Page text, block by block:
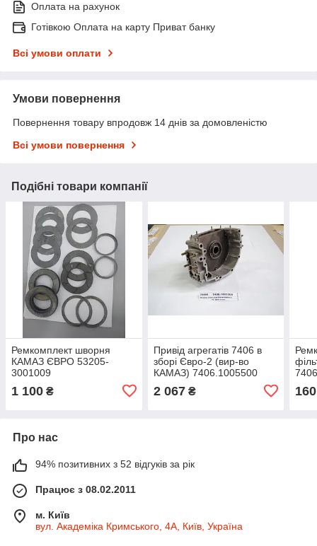
Оплата на рахунок
Готівкою Оплата на карту Приват банку
Всі умови оплати
Умови повернення
Повернення товару впродовж 14 днів за домовленістю
Всі умови повернення
Подібні товари компанії
Ремкомплект шворня
КАМАЗ ЄВРО 53205-
3001009
1 100 ₴
Привід агрегатів 7406 в
зборі Євро-2 (вир-во
КАМАЗ) 7406.1005500
2 067₴ 160
Про нас
94% позитивних з 52 відгуків за рік
Працює з 08.02.2011
м. Київ
вул. Академіка Кримського, 4А, Київ, Україна